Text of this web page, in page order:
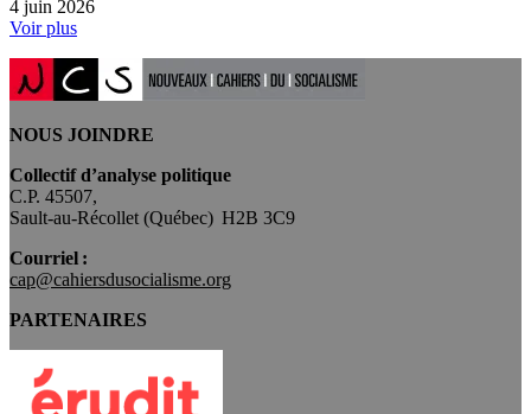
4 juin 2026
Voir plus
NOUS JOINDRE
Collectif d’analyse politique
C.P. 45507,
Sault-au-Récollet (Québec) H2B 3C9
Courriel :
cap@cahiersdusocialisme.org
PARTENAIRES